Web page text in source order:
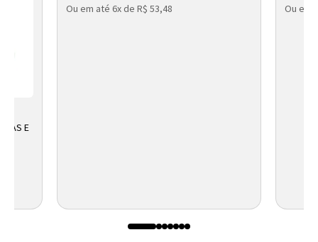
E
Ou em até 6x de R$ 53,48 Ou em